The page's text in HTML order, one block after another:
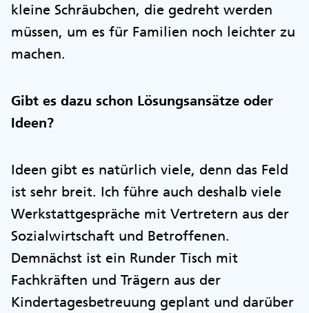
kleine Schräubchen, die gedreht werden
müssen, um es für Familien noch leichter zu
machen.
Gibt es dazu schon Lösungsansätze oder
Ideen?
Ideen gibt es natürlich viele, denn das Feld
ist sehr breit. Ich führe auch deshalb viele
Werkstattgespräche mit Vertretern aus der
Sozialwirtschaft und Betroffenen.
Demnächst ist ein Runder Tisch mit
Fachkräften und Trägern aus der
Kindertagesbetreuung geplant und darüber